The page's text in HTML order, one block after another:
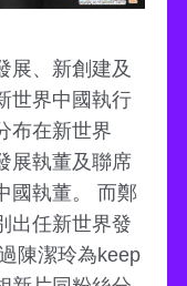
展、新創建及
世界中國執行
布在新世界
展執董及聯席
國執董。 而鄭
出任新世界發
陳潔玲為keep